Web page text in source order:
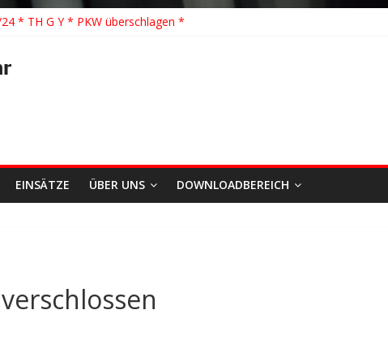
Löschhilfe * FEU WALD * Feuer/Rauchentwicklung * Föhrden-Barl *
23 TH K Y * Person in festsitzendem Aufzug *
TH Y * VU * 1 Person klemmt * Hingstheide
EINSÄTZE ÜBER UNS DOWNLOADBEREICH